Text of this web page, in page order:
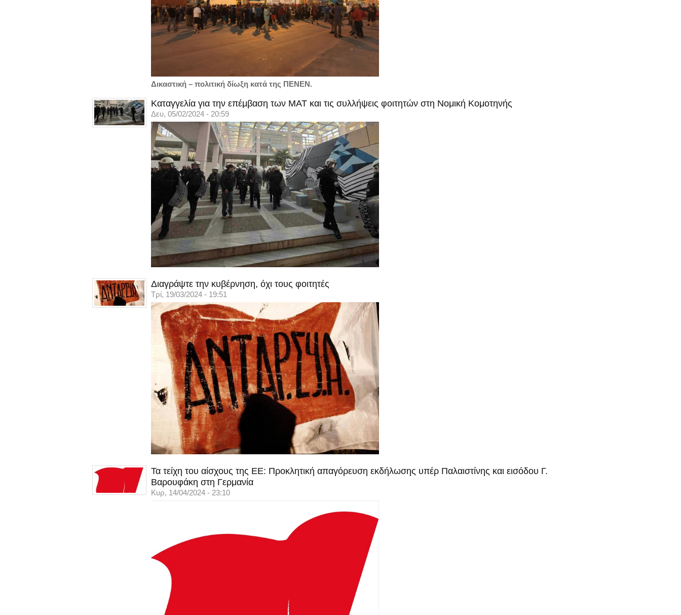
Δικαστική – πολιτική δίωξη κατά της ΠΕΝΕΝ.
Καταγγελία για την επέμβαση των ΜΑΤ και τις συλλήψεις φοιτητών στη Νομική Κομοτηνής
Δευ, 05/02/2024 - 20:59
Διαγράψτε την κυβέρνηση, όχι τους φοιτητές
Τρί, 19/03/2024 - 19:51
Τα τείχη του αίσχους της ΕΕ: Προκλητική απαγόρευση εκδήλωσης υπέρ Παλαιστίνης και εισόδου Γ.
Βαρουφάκη στη Γερμανία
Κυρ, 14/04/2024 - 23:10